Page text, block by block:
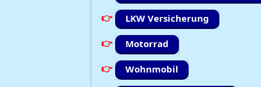
LKW Versicherung
Motorrad
Wohnmobil